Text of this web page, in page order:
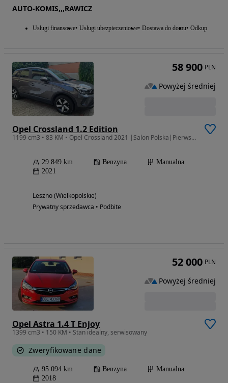
AUTO-KOMIS,,,RAWICZ
Usługi finansowe Usługi ubezpieczeniowe Dostawa do domu Odkup
Opel Crossland 1.2 Edition
1199 cm3 • 83 KM • Opel Crossland 2021 |Salon Polska|Pierwszy właściciel |Tylko 30 000km
29 849 km Benzyna
Manualna
2021
Leszno (Wielkopolskie)
Prywatny sprzedawca • Podbite
58 900 PLN
Powyżej średniej
Opel Astra 1.4 T Enjoy
1399 cm3 • 150 KM • Stan idealny, serwisowany
Zweryfikowane dane
95 094 km Benzyna
Manualna
2018
52 000 PLN
Powyżej średniej